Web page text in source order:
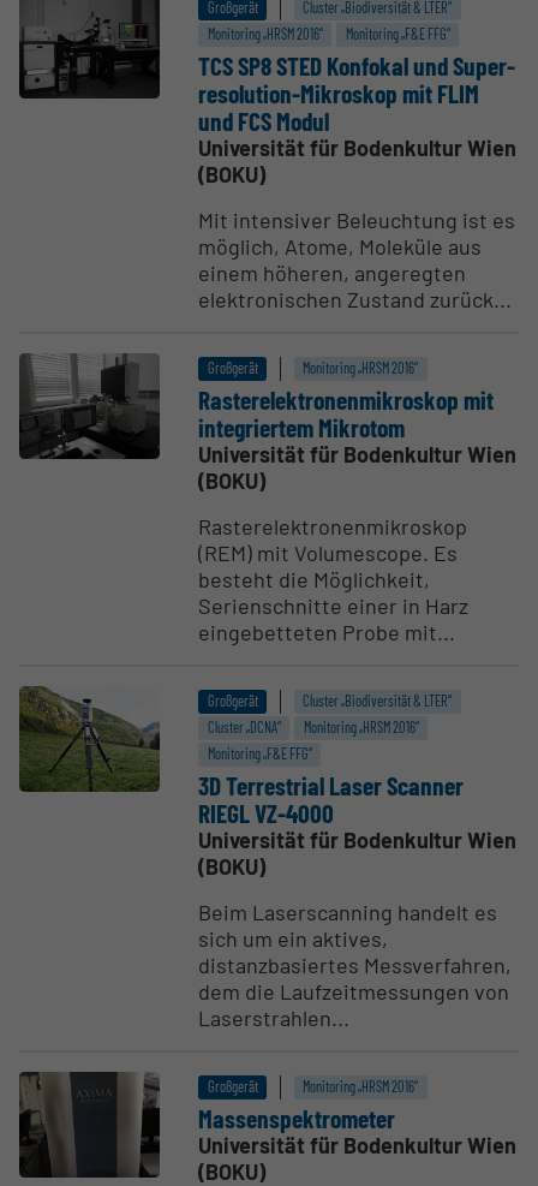
Großgerät
Cluster „Biodiversität & LTER“
Monitoring „HRSM 2016“
Monitoring „F&E FFG“
TCS SP8 STED Konfokal und Super­
re­so­lution-Mikroskop mit FLIM
und FCS Modul
Universität für Bodenkultur Wien
(BOKU)
Mit intensiver Beleuchtung ist es
möglich, Atome, Moleküle aus
einem höheren, angeregten
elektronischen Zustand zurück...
Großgerät Monitoring „HRSM 2016“
Raste­r­e­lek­tro­nen­mi­kroskop mit
integriertem Mikrotom
Universität für Bodenkultur Wien
(BOKU)
Rasterelektronenmikroskop
(REM) mit Volumescope. Es
besteht die Möglichkeit,
Serienschnitte einer in Harz
eingebetteten Probe mit...
Großgerät
Cluster „Biodiversität & LTER“
Cluster „DCNA“
Monitoring „HRSM 2016“
Monitoring „F&E FFG“
3D Terre­s­trial Laser Scanner
RIEGL VZ-4000
Universität für Bodenkultur Wien
(BOKU)
Beim Laserscanning handelt es
sich um ein aktives,
distanzbasiertes Messverfahren,
dem die Laufzeitmessungen von
Laserstrahlen...
Großgerät Monitoring „HRSM 2016“
Massen­spek­tro­meter
Universität für Bodenkultur Wien
(BOKU)